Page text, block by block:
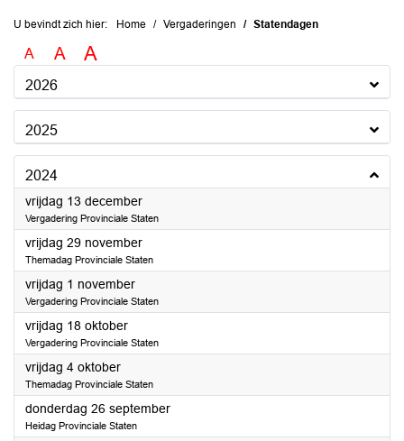
U bevindt zich hier: Home Vergaderingen Statendagen
A A A
2026
2025
2024
vrijdag 13 december2024
Vergadering Provinciale Staten
vrijdag 29 november2024
Themadag Provinciale Staten
vrijdag 1 november2024
Vergadering Provinciale Staten
vrijdag 18 oktober2024
Vergadering Provinciale Staten
vrijdag 4 oktober2024
Themadag Provinciale Staten
donderdag 26 september2024
Heidag Provinciale Staten